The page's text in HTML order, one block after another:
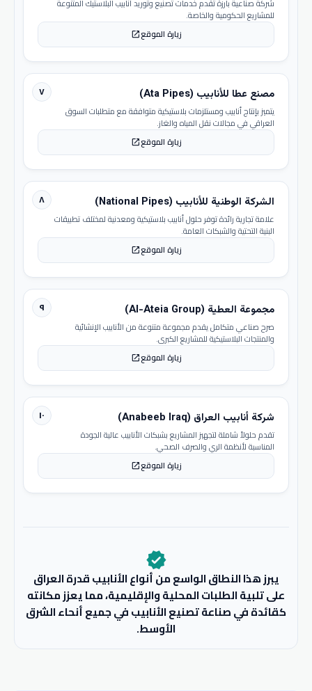
شركة صناعية بارزة تقدم خدمات تصنيع وتوريد أنابيب البلاستيك المتنوعة
للمشاريع الحكومية والخاصة.
زيارة الموقعopen_in_new
٧ مصنع عطا للأنابيب (Ata Pipes)
يتميز بإنتاج أنابيب ومستلزمات بلاستيكية متوافقة مع متطلبات السوق
العراقي في مجالات نقل المياه والغاز.
زيارة الموقعopen_in_new
٨ الشركة الوطنية للأنابيب (National Pipes)
علامة تجارية رائدة توفر حلول أنابيب بلاستيكية ومعدنية لمختلف تطبيقات
البنية التحتية والشبكات العامة.
زيارة الموقعopen_in_new
٩ مجموعة العطية (Al-Ateia Group)
صرح صناعي متكامل يقدم مجموعة متنوعة من الأنابيب الإنشائية
والمنتجات البلاستيكية للمشاريع الكبرى.
زيارة الموقعopen_in_new
١٠ شركة أنابيب العراق (Anabeeb Iraq)
تقدم حلولاً شاملة لتجهيز المشاريع بشبكات الأنابيب عالية الجودة
المناسبة لأنظمة الري والصرف الصحي.
زيارة الموقعopen_in_new
verified
يبرز هذا النطاق الواسع من أنواع الأنابيب قدرة العراق
على تلبية الطلبات المحلية والإقليمية، مما يعزز مكانته
كقائدة في صناعة تصنيع الأنابيب في جميع أنحاء الشرق
الأوسط.